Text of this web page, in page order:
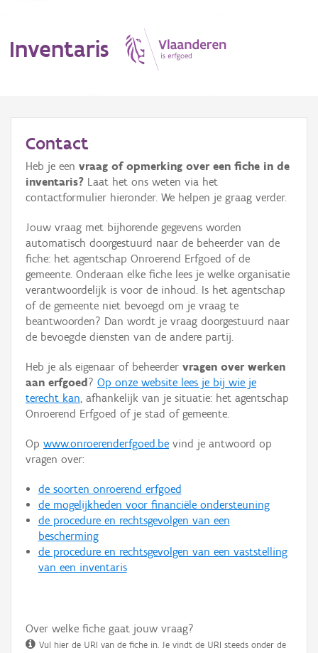
Inventaris
Erfgoedobject
Aanduidingsobject
Waarneming
Thema
Gebeurtenis
Persoon of collectief
Hergebruik
Aanmelden
Contact
Heb je een vraag of opmerking over een fiche in de
inventaris? Laat het ons weten via het
contactformulier hieronder. We helpen je graag verder.
Jouw vraag met bijhorende gegevens worden
automatisch doorgestuurd naar de beheerder van de
fiche: het agentschap Onroerend Erfgoed of de
gemeente. Onderaan elke fiche lees je welke organisatie
verantwoordelijk is voor de inhoud. Is het agentschap
of de gemeente niet bevoegd om je vraag te
beantwoorden? Dan wordt je vraag doorgestuurd naar
de bevoegde diensten van de andere partij.
Heb je als eigenaar of beheerder vragen over werken
aan erfgoed ? Op onze website lees je bij wie je
terecht kan, afhankelijk van je situatie: het agentschap
Onroerend Erfgoed of je stad of gemeente.
Op www.onroerenderfgoed.be vind je antwoord op
vragen over:
de soorten onroerend erfgoed
de mogelijkheden voor financiële ondersteuning
de procedure en rechtsgevolgen van een
bescherming
de procedure en rechtsgevolgen van een vaststelling
van een inventaris
Over welke fiche gaat jouw vraag?
Vul hier de URI van de fiche in. Je vindt de URI steeds onder de